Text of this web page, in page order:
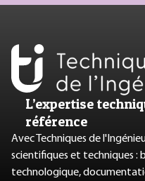
L’expertise
référence
Avec Techniques de
scientifiques et techniques :
technologique,